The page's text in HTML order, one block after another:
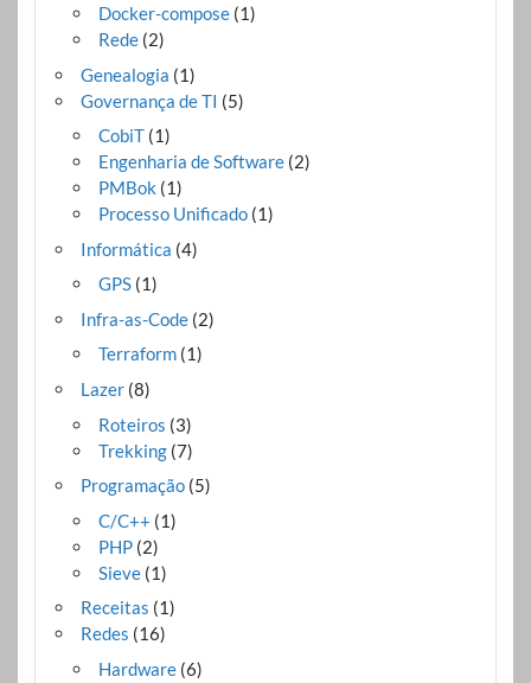
Docker-compose(1)
Rede(2)
Genealogia (1)
Governança de TI (5)
CobiT(1)
Engenharia de Software(2)
PMBok (1)
Processo Unificado(1)
Informática (4)
GPS(1)
Infra-as-Code(2)
Terraform(1)
Lazer(8)
Roteiros (3)
Trekking(7)
Programação(5)
C/C++ (1)
PHP(2)
Sieve(1)
Receitas (1)
Redes (16)
Hardware(6)